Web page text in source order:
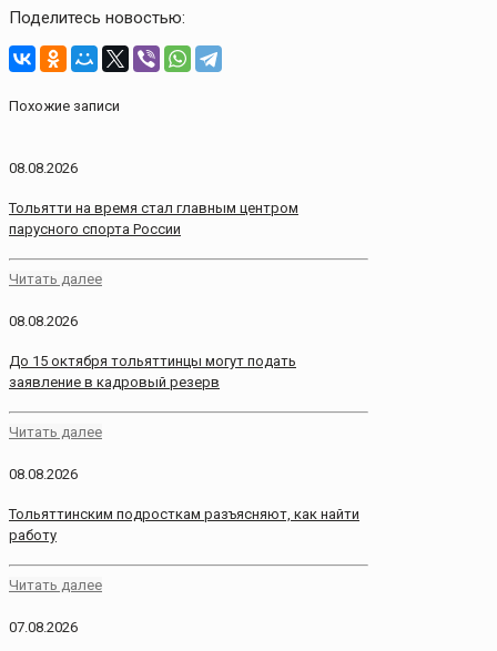
Поделитесь новостью:
Похожие записи
08.08.2026
Тольятти на время стал главным центром
парусного спорта России
Читать далее
08.08.2026
До 15 октября тольяттинцы могут подать
заявление в кадровый резерв
Читать далее
08.08.2026
Тольяттинским подросткам разъясняют, как найти
работу
Читать далее
07.08.2026